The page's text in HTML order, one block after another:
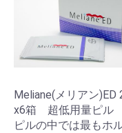
Meliane(メリアン)ED
x6箱 超低用量ピル
ピルの中では最もホ
お買い物を